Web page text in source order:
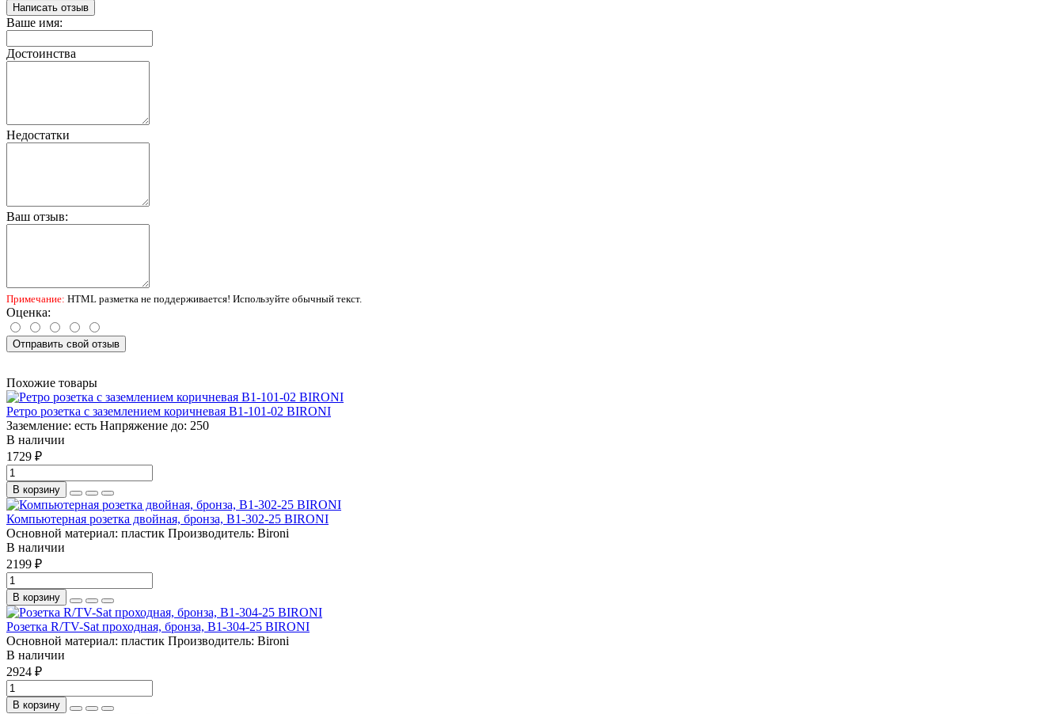
Написать отзыв
Ваше имя:
Достоинства
Недостатки
Ваш отзыв:
Примечание: HTML разметка не поддерживается! Используйте обычный текст.
Оценка:
Отправить свой отзыв
Похожие товары
Ретро розетка с заземлением коричневая B1-101-02 BIRONI
Заземление: есть Напряжение до: 250
В наличии
1729 ₽
В корзину
Компьютерная розетка двойная, бронза, B1-302-25 BIRONI
Основной материал: пластик Производитель: Bironi
В наличии
2199 ₽
В корзину
Розетка R/TV-Sat проходная, бронза, B1-304-25 BIRONI
Основной материал: пластик Производитель: Bironi
В наличии
2924 ₽
В корзину